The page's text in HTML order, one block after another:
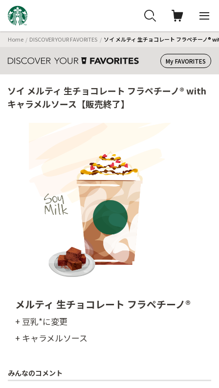
Home DISCOVER YOUR FAVORITES ソイ メルティ 生チョコレート フラペチーノ®
My FAVORITES
ソイ メルティ 生チョコレート フラペチーノ® with
キャラメルソース【販売終了】
メルティ 生チョコレート フラペチーノ®
+ 豆乳*に変更
+ キャラメルソース
みんなのコメント